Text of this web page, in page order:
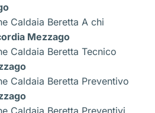
Caldaia Beretta A chi
Mezzago
Caldaia Beretta Tecnico
Caldaia Beretta Preventivo
Caldaia Beretta Preventivi